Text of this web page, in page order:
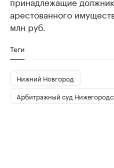
арестованного
млн руб.
Теги
Нижний Новгород
Арбитражный суд